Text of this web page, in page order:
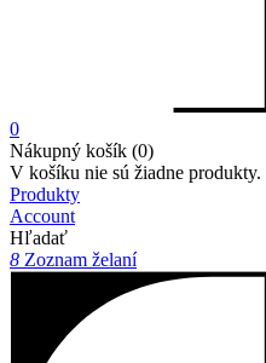
0
Nákupný košík (0)
V košíku nie sú žiadne produkty.
Produkty
Account
Hľadať
8 Zoznam želaní